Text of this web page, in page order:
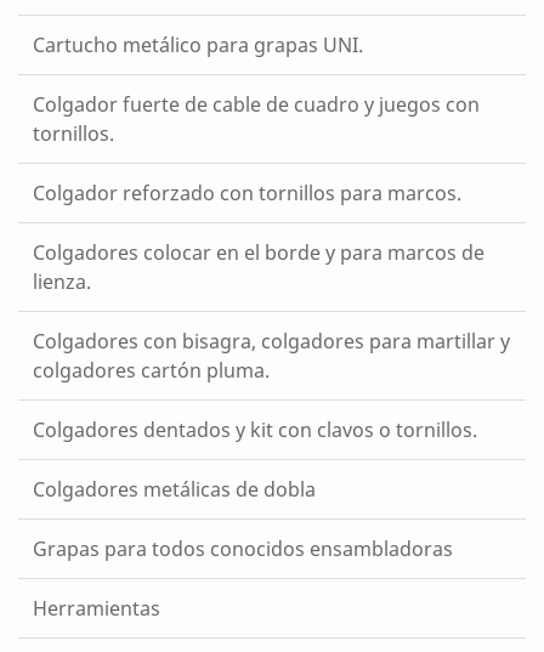
Cartucho metálico para grapas UNI.
Colgador fuerte de cable de cuadro y juegos con
tornillos.
Colgador reforzado con tornillos para marcos.
Colgadores colocar en el borde y para marcos de
lienza.
Colgadores con bisagra, colgadores para martillar y
colgadores cartón pluma.
Colgadores dentados y kit con clavos o tornillos.
Colgadores metálicas de dobla
Grapas para todos conocidos ensambladoras
Herramientas